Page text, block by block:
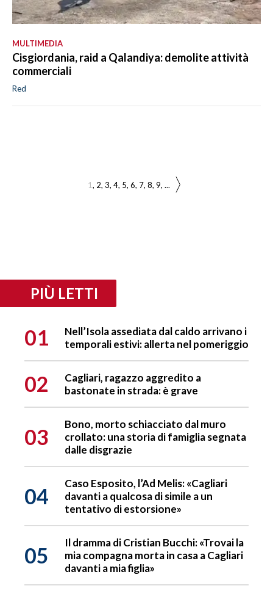
MULTIMEDIA
Cisgiordania, raid a Qalandiya: demolite attività
commerciali
Red
1 2 3 4 5 6 7 8 9 ...
PIÙ LETTI
01
Nell’Isola assediata dal caldo arrivano i
temporali estivi: allerta nel pomeriggio
02
Cagliari, ragazzo aggredito a
bastonate in strada: è grave
03
Bono, morto schiacciato dal muro
crollato: una storia di famiglia segnata
dalle disgrazie
04
Caso Esposito, l’Ad Melis: «Cagliari
davanti a qualcosa di simile a un
tentativo di estorsione»
05
Il dramma di Cristian Bucchi: «Trovai la
mia compagna morta in casa a Cagliari
davanti a mia figlia»